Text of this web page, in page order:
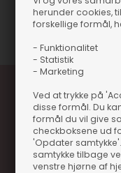
herunder cookies,
forskellige formål,
- Funktionalitet
- Statistik
- Marketing
Ved at trykke på
disse formål. Du
formål du vil give
checkboksene ud
'Opdater
samtykke tilbage
venstre hjørne af
Varenummer